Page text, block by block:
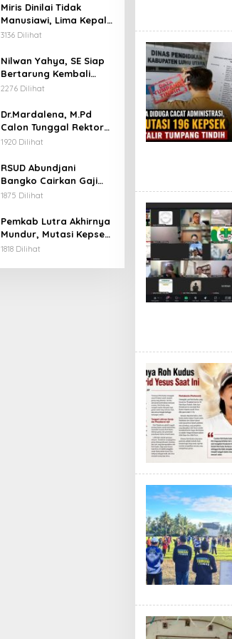
Miris Dinilai Tidak
Manusiawi, Lima Kepala
Sekolah Tabir
Jangkat, dan Tiga
Lainnya Nonjob
3136 Dilihat
Nilwan Yahya, SE Siap
Bertarung Kembali
Rebut Kursi Bupati
2276 Dilihat
Dr.Mardalena, M.Pd
Calon Tunggal Rektor
Universitas Merangin,
Menuju Puncak Prestasi
1920 Dilihat
RSUD Abundjani
Bangko Cairkan Gaji
P3K Paruh Waktu, Minta
Direktur Definitif
1875 Dilihat
Pemkab Lutra Akhirnya
Mundur, Mutasi Kepsek
dan Pengawas yang
1818 Dilihat